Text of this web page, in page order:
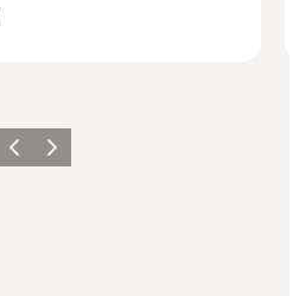
ForrigeNeste